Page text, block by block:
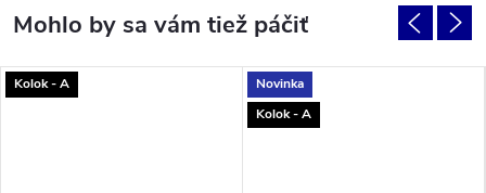
Kolok - A
Novinka
Kolok - A